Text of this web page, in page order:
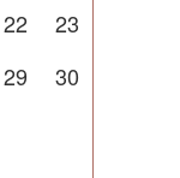
22
23
29
30